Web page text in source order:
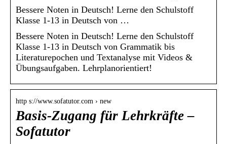
Bessere Noten in Deutsch! Lerne den Schulstoff
Klasse 1-13 in Deutsch von …
Bessere Noten in Deutsch! Lerne den Schulstoff
Klasse 1-13 in Deutsch von Grammatik bis
Literaturepochen und Textanalyse mit Videos &
Übungsaufgaben. Lehrplanorientiert!
http s://www.sofatutor.com › new
Basis-Zugang für Lehrkräfte –
Sofatutor